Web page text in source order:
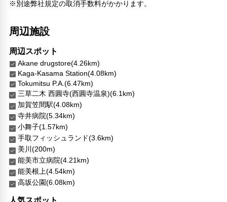
英語
ベトナム語
その他サービス
チェックイン/アウト（エクスプレス）
共用ラウンジ/TVエリア
セーフティボックス（フロント）
コンタクトレス チェックイン/チェックアウト
チェックイン/チェックアウト（プライベート）
リネン・衣類の湯洗い
キャッシュレス支払いサービス
※別途弊社規定の取消手数料がかかります。
周辺施設
周辺スポット
Akane drugstore(4.26km)
Kaga-Kasama Station(4.08km)
Tokumitsu P.A.(6.47km)
三草二木 西圓寺(西圓寺温泉)(6.1km)
加賀笠間駅(4.08km)
寺井病院(5.34km)
小舞子(1.57km)
手取フィッシュランド(3.6km)
美川(200m)
能美市立病院(4.21km)
能美根上(4.54km)
高坂公園(6.08km)
人気スポット